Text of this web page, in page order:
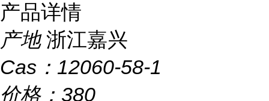
产品详情
产地 浙江嘉兴
Cas： 12060-58-1
价格： 380